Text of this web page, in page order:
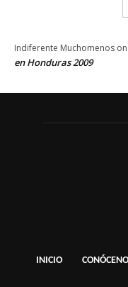
Indiferente Muchomenos on
en Honduras 2009
INICIO